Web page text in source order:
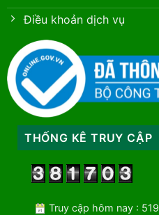
Điều khoản dịch vụ
THỐNG KÊ TRUY CẬP
Truy cập hôm nay : 519